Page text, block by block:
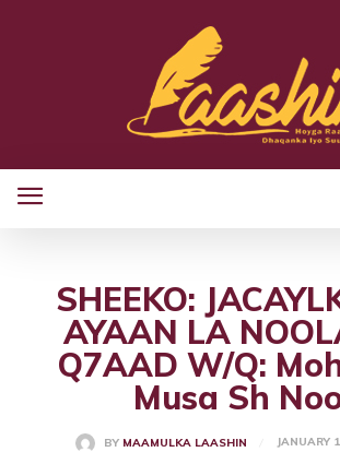
SHEEKO:
AYAAN LA
Q7AAD W/Q:
Musa Sh
BY MAAMULKA LAASHIN JANUARY